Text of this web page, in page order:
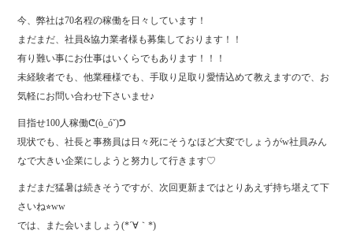
今、弊社は70名程の稼働を日々しています！
まだまだ、社員&協力業者様も募集しております！！
有り難い事にお仕事はいくらでもあります！！！
未経験者でも、他業種様でも、手取り足取り愛情込めて教えますので、お
気軽にお問い合わせ下さいませ♪
目指せ100人稼働ᕦ(ò_óˇ)ᕤ
現状でも、社長と事務員は日々死にそうなほど大変でしょうがw社員みん
なで大きい企業にしようと努力して行きます♡
まだまだ猛暑は続きそうですが、次回更新まではとりあえず持ち堪えて下
さいね⭐︎ww
では、また会いましょう(*´∀｀*)